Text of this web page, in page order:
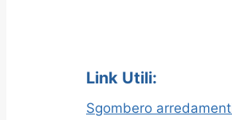
Link Utili:
Sgombero